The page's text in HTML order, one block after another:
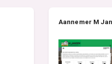
Aannemer M